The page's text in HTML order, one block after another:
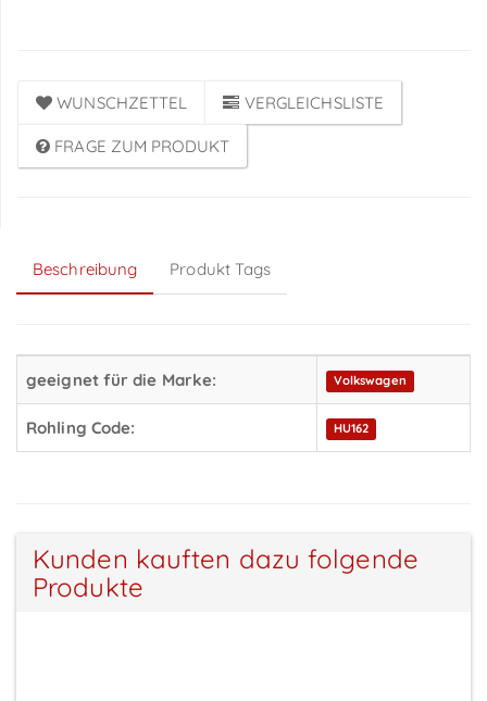
WUNSCHZETTEL VERGLEICHSLISTE
FRAGE ZUM PRODUKT
Beschreibung Produkt Tags
geeignet für die Marke: Volkswagen
Rohling Code: HU162
Kunden kauften dazu folgende
Produkte